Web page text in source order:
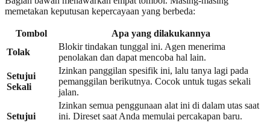
memetakan keputusan kepercayaan yang berbeda:
Tombol
Apa yang dilakukannya
Tolak
Blokir tindakan tunggal ini. Agen menerima
penolakan dan dapat mencoba hal lain.
Setujui
Sekali
Izinkan panggilan spesifik ini, lalu tanya lagi pada
pemanggilan berikutnya. Cocok untuk tugas sekali
jalan.
Setujui
Izinkan semua penggunaan alat ini di dalam utas saat
ini. Direset saat Anda memulai percakapan baru.